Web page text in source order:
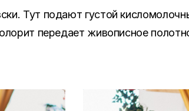
Тут подают густой
передает живописное